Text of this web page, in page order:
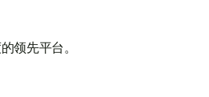
领先平台。